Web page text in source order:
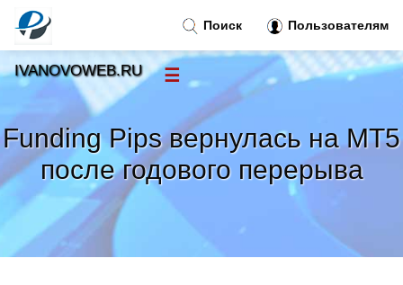
Funding Pips вернулась на MT5
после годового перерыва
Поиск Пользователям
IVANOVOWEB.RU ☰
Новости
Тренды новостей»
Рубрики»
Правила»